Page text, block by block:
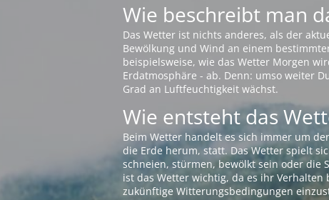
Wie beschreibt man
Das Wetter ist nichts anderes, als der
Bewölkung und Wind an einem
beispielsweise, wie das Wetter Morgen
Erdatmosphäre - ab. Denn: umso weiter
Grad an Luftfeuchtigkeit wächst.
Wie entsteht das
Beim Wetter handelt es sich immer um
die Erde herum, statt. Das Wetter spielt
schneien, stürmen, bewölkt sein oder die
ist das Wetter wichtig, da es ihr
zukünftige Witterungsbedingungen